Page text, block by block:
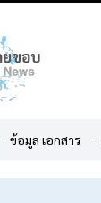
ข้อมูล เอกสาร